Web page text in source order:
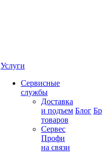
Услуги
Сервисные
службы
Доставка
и подъем
товаров
Сервес
Профи
на связи
Блог